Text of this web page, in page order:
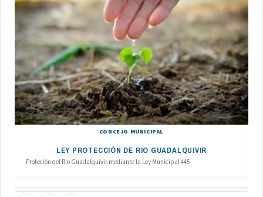
CONCEJO MUNICIPAL
LEY PROTECCIÓN DE RIO GUADALQUIVIR
Proteción del Rio Guadalquivir mediante la Ley Municipal 445